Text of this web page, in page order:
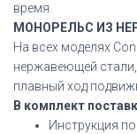
время.
МОНОРЕЛЬС ИЗ
На всех моделях
нержавеющей
плавный ход
В комплект
Инструкция